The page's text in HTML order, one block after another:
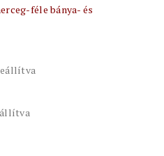
féle bánya- és